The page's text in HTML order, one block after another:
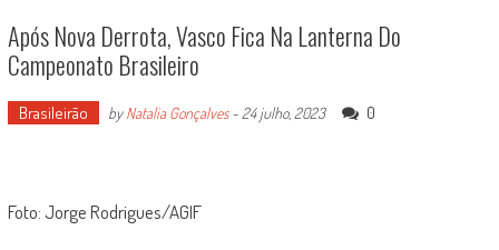
Após Nova Derrota, Vasco Fica Na Lanterna Do
Campeonato Brasileiro
Brasileirão byNatalia Gonçalves- 24 julho, 2023 0
Foto: Jorge Rodrigues/AGIF